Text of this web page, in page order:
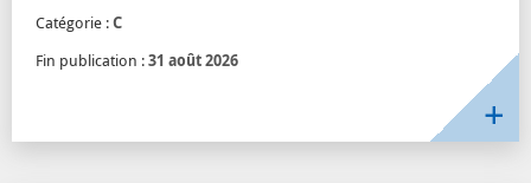
Catégorie :C
Fin publication :31 août 2026